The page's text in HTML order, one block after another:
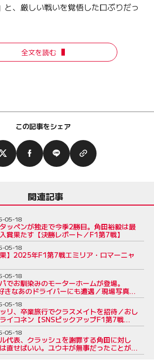
、厳しい戦いを覚悟した口ぶりだっ
全文を読む
この記事をシェア
関連記事
ッペンが独走で今季2勝目。角田裕毅は最
賞果たす【決勝レポート／F1第7戦】
05-18
】2025年F1第7戦エミリア・ロマーニャ
05-18
でお馴染みのモーターホームが登場。
きなあのドライバーにも遭遇／現場写真日
05-18
リ、卒業旅行でクラスメイトを招待／おし
イコネン【SNSピックアップF1第7戦
05-18
代表、クラッシュを謝罪する角田に対し
は直せばいい。ユウキが無事だったことが一
05-18